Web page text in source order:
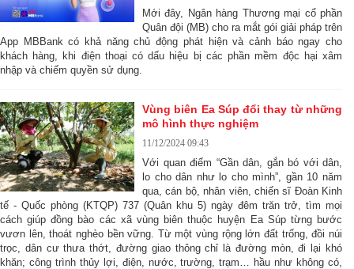
Mới đây, Ngân hàng Thương mại cổ phần
Quân đội (MB) cho ra mắt gói giải pháp trên
App MBBank có khả năng chủ động phát hiện và cảnh báo ngay cho
khách hàng, khi điện thoại có dấu hiệu bị các phần mềm độc hại xâm
nhập và chiếm quyền sử dụng.
Vùng biên Ea Súp đổi thay từ những
mô hình thực nghiệm
11/12/2024 09:43
Với quan điểm “Gần dân, gắn bó với dân,
lo cho dân như lo cho mình”, gần 10 năm
qua, cán bộ, nhân viên, chiến sĩ Đoàn Kinh
tế - Quốc phòng (KTQP) 737 (Quân khu 5) ngày đêm trăn trở, tìm mọi
cách giúp đồng bào các xã vùng biên thuộc huyện Ea Súp từng bước
vươn lên, thoát nghèo bền vững. Từ một vùng rộng lớn đất trống, đồi núi
trọc, dân cư thưa thớt, đường giao thông chỉ là đường mòn, đi lại khó
khăn; công trình thủy lợi, điện, nước, trường, trạm… hầu như không có,